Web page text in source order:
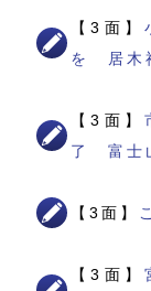
【3面】
を 居木
【3面】
了 富士
【3面】
【3面】